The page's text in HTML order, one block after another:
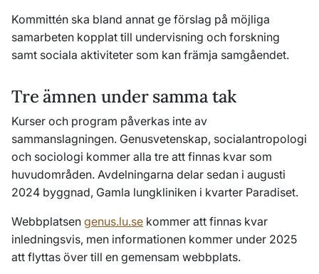
Kommittén ska bland annat ge förslag på möjliga
samarbeten kopplat till undervisning och forskning
samt sociala aktiviteter som kan främja samgåendet.
Tre ämnen under samma tak
Kurser och program påverkas inte av
sammanslagningen. Genusvetenskap, socialantropologi
och sociologi kommer alla tre att finnas kvar som
huvudområden. Avdelningarna delar sedan i augusti
2024 byggnad, Gamla lungkliniken i kvarter Paradiset.
Webbplatsen genus.lu.se kommer att finnas kvar
inledningsvis, men informationen kommer under 2025
att flyttas över till en gemensam webbplats.